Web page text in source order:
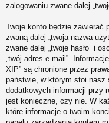
zalogowaniu zwane dalej
Twoje konto będzie zawierać
zwaną dalej „twoja nazwa
zwane dalej „twoje hasło” i
„twój adres e-mail”.
XIP” są chronione przez
państwie, w którym stoi nasz
dodatkowych informacji przy
jest konieczne, czy nie. W
które informacje o twoim